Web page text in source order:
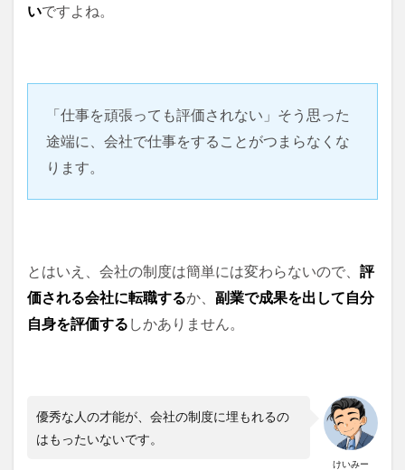
いですよね。
「仕事を頑張っても評価されない」そう思った
途端に、会社で仕事をすることがつまらなくな
ります。
とはいえ、会社の制度は簡単には変わらないので、 評
価される会社に転職するか、 副業で成果を出して自分
自身を評価する しかありません。
けいみー
優秀な人の才能が、会社の制度に埋もれるの
はもったいないです。